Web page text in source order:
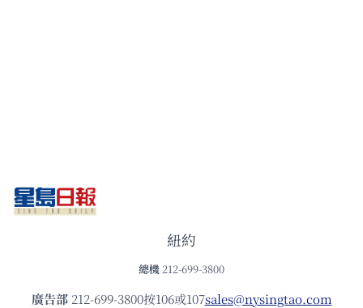
紐約
總機 212-699-3800
廣告部212-699-3800按106或107sales@nysingtao.com